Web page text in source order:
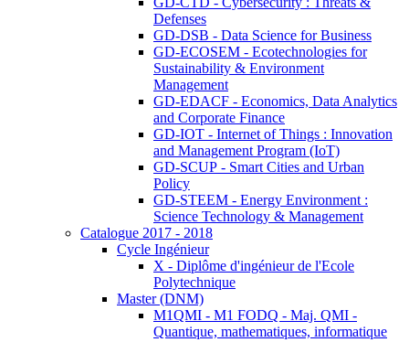
Defenses
GD-DSB - Data Science for Business
GD-ECOSEM - Ecotechnologies for
Sustainability & Environment
Management
GD-EDACF - Economics, Data Analytics
and Corporate Finance
GD-IOT - Internet of Things : Innovation
and Management Program (IoT)
GD-SCUP - Smart Cities and Urban
Policy
GD-STEEM - Energy Environment :
Science Technology & Management
Catalogue 2017 - 2018
Cycle Ingénieur
X - Diplôme d'ingénieur de l'Ecole
Polytechnique
Master (DNM)
M1QMI - M1 FODQ - Maj. QMI -
Quantique, mathematiques, informatique